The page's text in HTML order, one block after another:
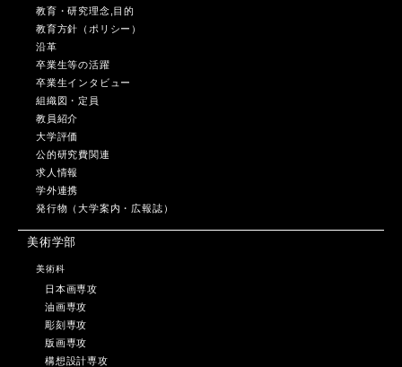
教育・研究理念,目的
教育方針（ポリシー）
沿革
卒業生等の活躍
卒業生インタビュー
組織図・定員
教員紹介
大学評価
公的研究費関連
求人情報
学外連携
発行物（大学案内・広報誌）
美術学部
美術科
日本画専攻
油画専攻
彫刻専攻
版画専攻
構想設計専攻